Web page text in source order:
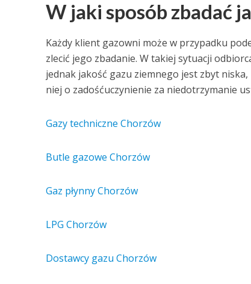
W jaki sposób zbadać
Każdy klient gazowni może w przypadku
zlecić jego zbadanie. W takiej sytuacji
jednak jakość gazu ziemnego jest zbyt
niej o zadośćuczynienie za niedotrzymanie
Gazy techniczne Chorzów
Butle gazowe Chorzów
Gaz płynny Chorzów
LPG Chorzów
Dostawcy gazu Chorzów